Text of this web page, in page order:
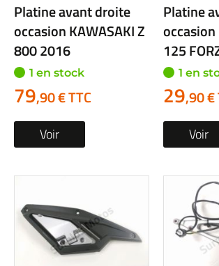
Platine avant droite
occasion KAWASAKI Z
800 2016
1 en stock
79,90 € TTC
Voir
Platine
occasion
125
1 en
29,90 €
Voir